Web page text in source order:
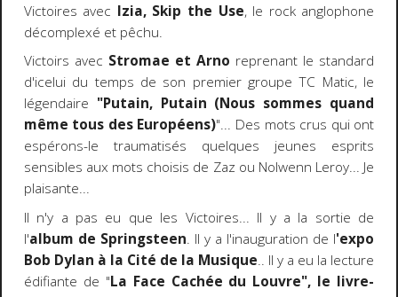
Victoires avec Izia, Skip the Use, le rock anglophone
décomplexé et pêchu.
Victoirs avec Stromae et Arno reprenant le standard
d'icelui du temps de son premier groupe TC Matic, le
légendaire "Putain, Putain (Nous sommes quand
même tous des Européens)"... Des mots crus qui ont
espérons-le traumatisés quelques jeunes esprits
sensibles aux mots choisis de Zaz ou Nolwenn Leroy... Je
plaisante...
Il n'y a pas eu que les Victoires... Il y a la sortie de
l'album de Springsteen. Il y a l'inauguration de l'expo
Bob Dylan à la Cité de la Musique.. Il y a eu la lecture
édifiante de "La Face Cachée du Louvre", le livre-